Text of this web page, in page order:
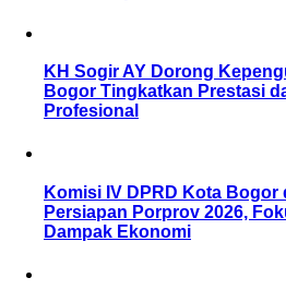
KH Sogir AY Dorong
Bogor Tingkatkan Prestasi
Profesional
Komisi IV DPRD Kota
Persiapan Porprov 2026,
Dampak Ekonomi